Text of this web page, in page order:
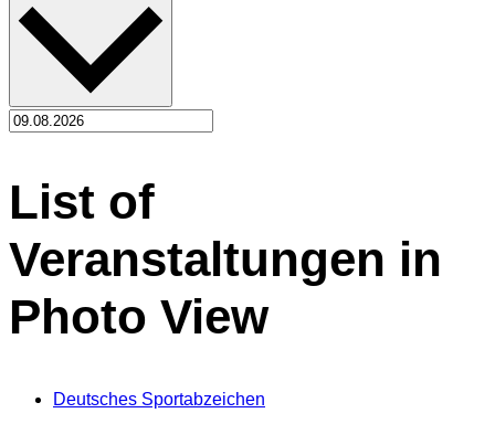
List of
Veranstaltungen in
Photo View
Deutsches Sportabzeichen